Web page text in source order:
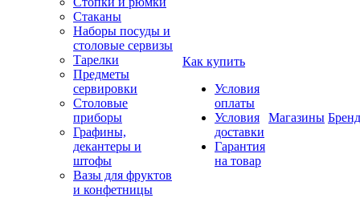
Стаканы
Наборы посуды и
столовые сервизы
Тарелки
Предметы
сервировки
Столовые
приборы
Графины,
декантеры и
штофы
Вазы для фруктов
и конфетницы
Как купить
Условия
оплаты
Условия
доставки
Гарантия
на товар
Магазины